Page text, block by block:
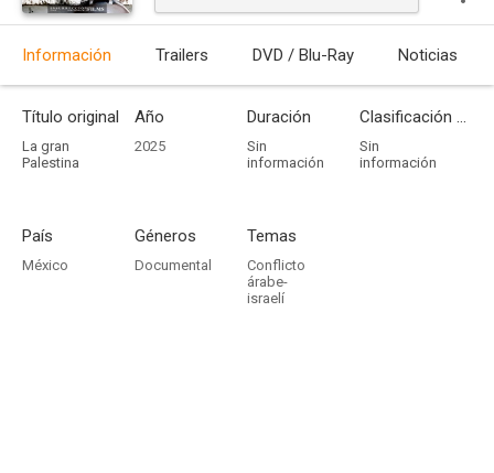
Información Trailers DVD / Blu-Ray Noticias
Título original
La gran
Palestina
Año
2025
Duración
Sin
información
Clasificación por edades
Sin
información
País
México
Géneros
Documental
Temas
Conflicto
árabe-
israelí